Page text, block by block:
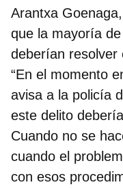
Arantxa
que la mayoría
deberían resolver
“En el momento
avisa a la policía
este delito
Cuando no se
cuando el
con esos